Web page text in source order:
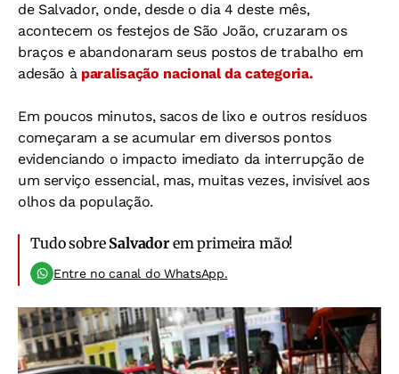
de Salvador, onde, desde o dia 4 deste mês,
acontecem os festejos de São João, cruzaram os
braços e abandonaram seus postos de trabalho em
adesão àparalisação nacional da categoria.
Em poucos minutos, sacos de lixo e outros resíduos
começaram a se acumular em diversos pontos
evidenciando o impacto imediato da interrupção de
um serviço essencial, mas, muitas vezes, invisível aos
olhos da população.
Tudo sobre Salvadorem primeira mão!
Entre no canal do WhatsApp.